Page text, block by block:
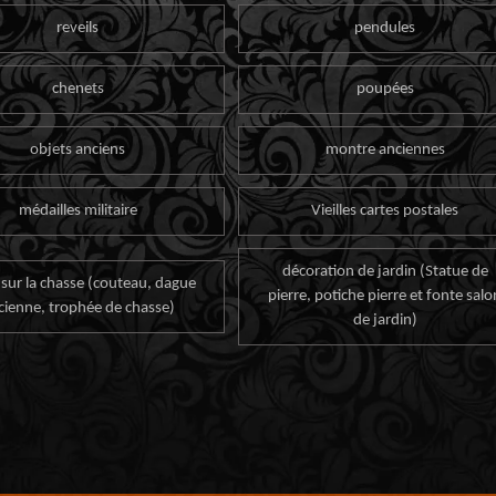
reveils pendules
chenets poupées
objets anciens montre anciennes
médailles militaire Vieilles cartes postales
la chasse (couteau, dague
trophée de chasse)
décoration de jardin (Statue de
pierre, potiche pierre et fonte
de jardin)